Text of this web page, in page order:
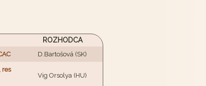
ROZHODCA
D.Bartošová (SK)
res
Vig Orsolya (HU)